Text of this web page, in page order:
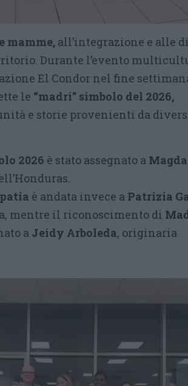
mamme, all’integrazione e alle
Durante l’evento
El Condor nel fine
le “madri” simbolo del 2026,
e storie provenienti da
2026 è stato assegnato a
è andata invece a Patrizia
mentre il riconoscimento di
a Jeidy Arboleda, originaria